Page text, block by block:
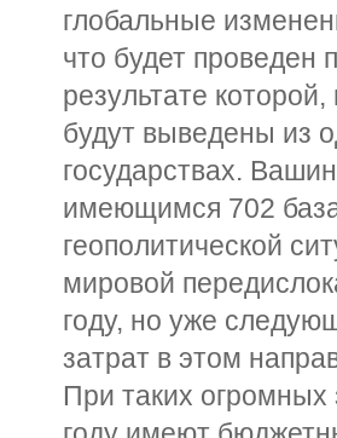
глобальные
что будет проведен
результате
будут выведены из
государствах.
имеющимся 702
геополитической
мировой
году, но уже
затрат в этом
При таких